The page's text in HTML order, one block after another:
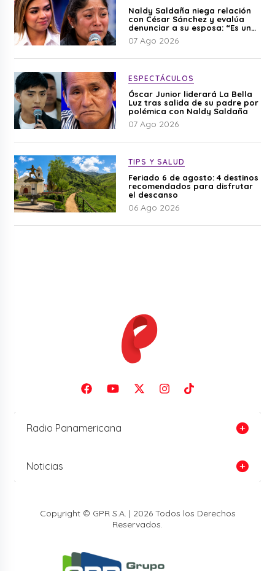
Naldy Saldaña niega relación
con César Sánchez y evalúa
denunciar a su esposa: “Es una
difamación”
07 Ago 2026
ESPECTÁCULOS
Óscar Junior liderará La Bella
Luz tras salida de su padre por
polémica con Naldy Saldaña
07 Ago 2026
TIPS Y SALUD
Feriado 6 de agosto: 4 destinos
recomendados para disfrutar
el descanso
06 Ago 2026
Radio Panamericana
Noticias
Copyright © GPR S.A. | 2026 Todos los Derechos
Reservados.